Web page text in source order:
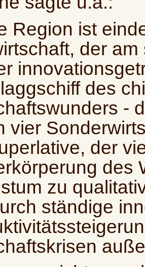
Region ist
der
des
-
vier
der
des
zu
ständige